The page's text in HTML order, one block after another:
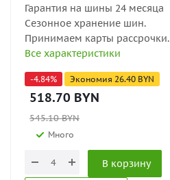
Гарантия на шины 24 месяца
Сезонное хранение шин.
Принимаем карты рассрочки.
Все характеристики
-4.84% Экономия 26.40 BYN
518.70 BYN
545.10BYN
Много
В корзину